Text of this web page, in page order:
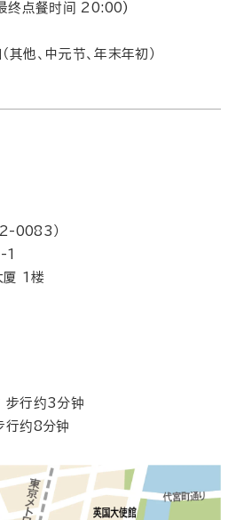
点餐时间 20:00)
其他、中元节、年末年初）
0083）
1
厦 1楼
步行约3分钟
行约8分钟